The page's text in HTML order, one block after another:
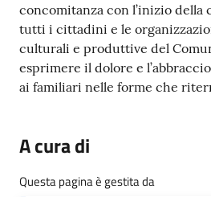
concomitanza con l’inizio della
tutti i cittadini e le
culturali e produttive del
esprimere il dolore e
ai familiari nelle forme che
A cura di
Questa pagina è gestita da